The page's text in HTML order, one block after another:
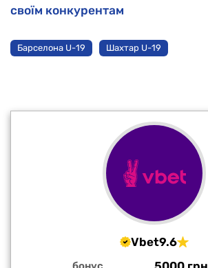
своїм конкурентам
Барселона U-19 Шахтар U-19
Vbet9.6